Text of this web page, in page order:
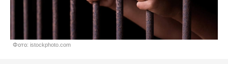
Фото: istockphoto.com